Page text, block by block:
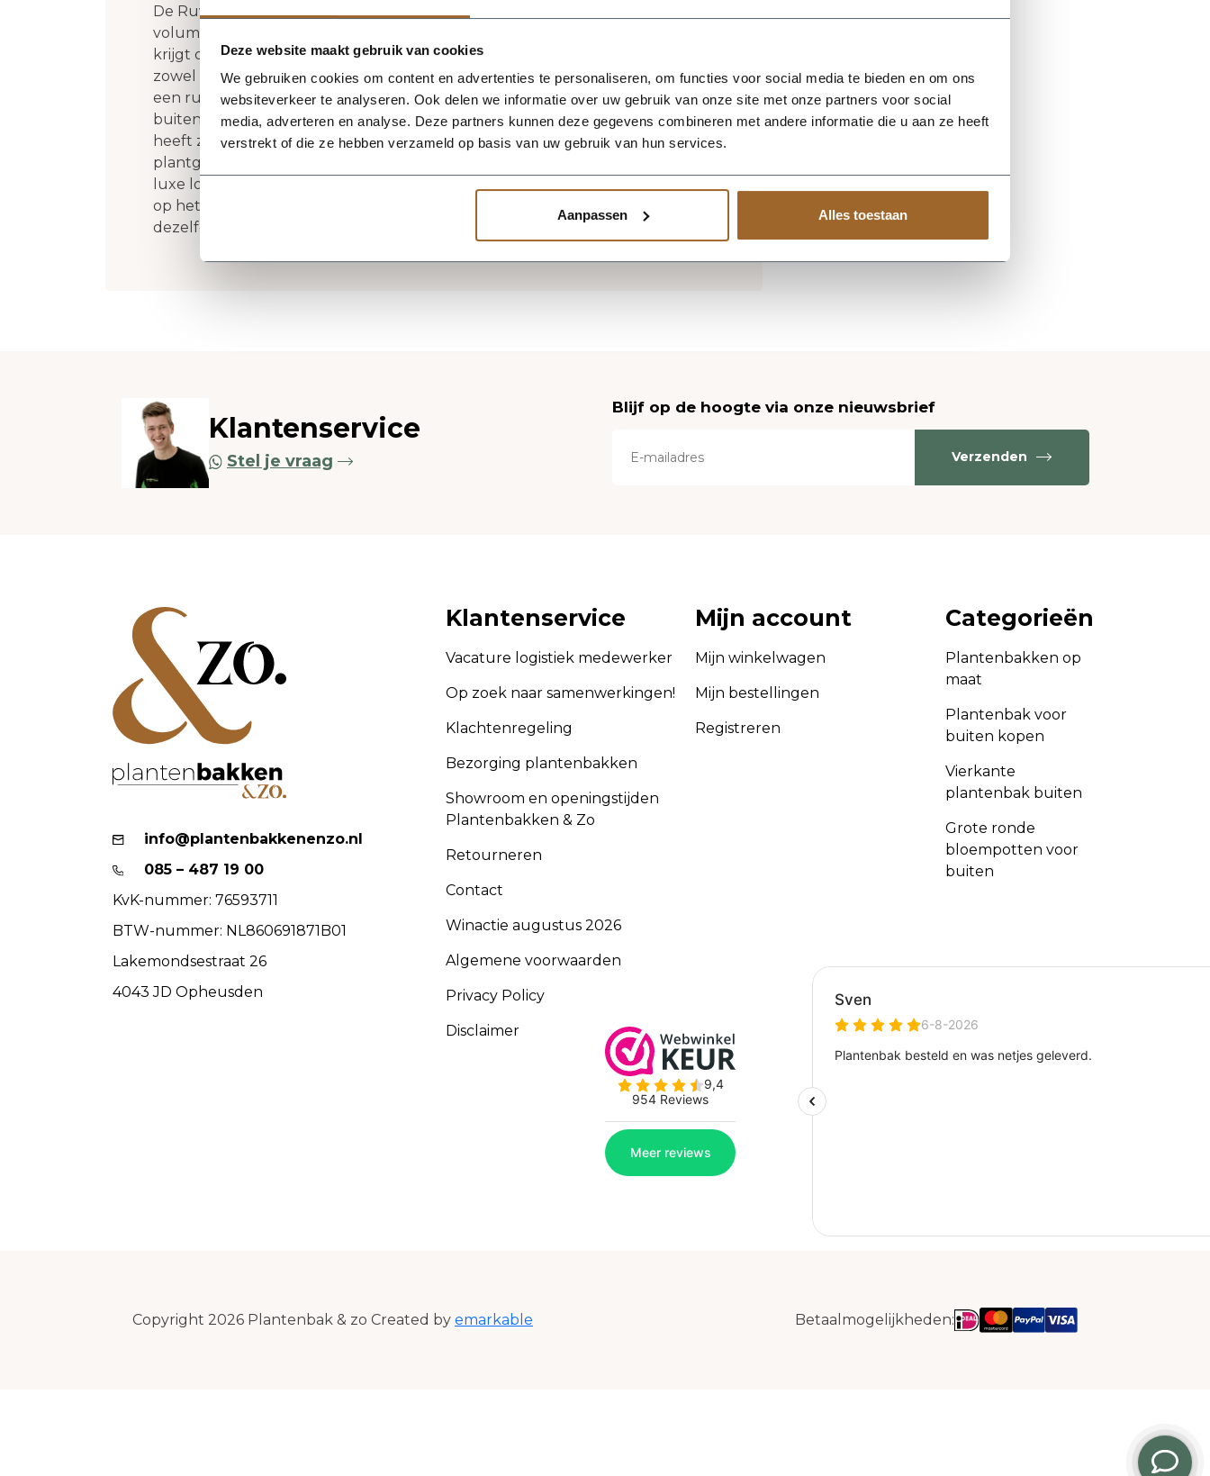
Deze website maakt gebruik van cookies
We gebruiken cookies om content en advertenties te personaliseren, om functies voor social media te bieden en om ons
websiteverkeer te analyseren. Ook delen we informatie over uw gebruik van onze site met onze partners voor social
media, adverteren en analyse. Deze partners kunnen deze gegevens combineren met andere informatie die u aan ze heeft
verstrekt of die ze hebben verzameld op basis van uw gebruik van hun services.
Aanpassen Alles toestaan
De Ruvido Organic Low 93 - Clay van Luca Lifestyle brengt direct sfeer,
volume en een verzorgde uitstraling in elke ruimte. Dankzij de lage vorm
krijgt deze plantenbak een herkenbaar silhouet dat mooi combineert met
zowel moderne als natuurlijke interieurs. De kleur klei geeft het ontwerp
een rustige, stijlvolle basis en laat groen extra goed tot zijn recht komen. Het
buitenformaat is 93 x 93 x 50 cm, waardoor de bak voldoende aanwezigheid
heeft zonder zijn elegante vorm te verliezen. Praktische kenmerken:
plantgat Ø66-85 en inhoud 249 liter. De afwerking in fiberglas zorgt voor een
luxe look en maakt deze plantenbak geschikt voor styling in huis, op kantoor,
op het terras of in de tuin. Combineer meerdere maten of kleuren uit
dezelfde serie voor een krachtig en harmonieus geheel.
Klantenservice
Stel je vraag
Blijf op de hoogte via onze nieuwsbrief
Verzenden
info@plantenbakkenenzo.nl
085 – 487 19 00
KvK-nummer: 76593711
BTW-nummer: NL860691871B01
Lakemondsestraat 26
4043 JD Opheusden
Klantenservice
Vacature logistiek medewerker
Op zoek naar samenwerkingen!
Klachtenregeling
Bezorging plantenbakken
Showroom en openingstijden
Plantenbakken & Zo
Retourneren
Contact
Winactie augustus 2026
Algemene voorwaarden
Privacy Policy
Disclaimer
Mijn account
Mijn winkelwagen
Mijn bestellingen
Registreren
Categorieën
Plantenbakken op
maat
Plantenbak voor
buiten kopen
Vierkante
plantenbak buiten
Grote ronde
bloempotten voor
buiten
Copyright 2026 Plantenbak & zo Created by emarkable Betaalmogelijkheden: